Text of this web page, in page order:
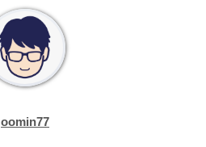
oomin77